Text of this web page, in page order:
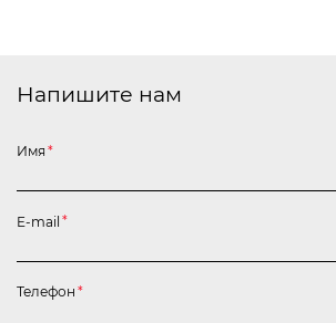
Напишите нам
Имя *
E-mail *
Телефон *